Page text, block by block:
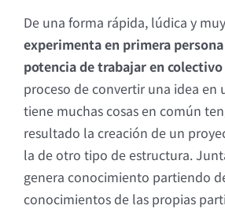
De una forma rápida, lúdica y
experimenta en primera
potencia de trabajar en
proceso de convertir una idea en
tiene muchas cosas en común
resultado la creación de un
la de otro tipo de estructura.
genera conocimiento partiendo
conocimientos de las propias